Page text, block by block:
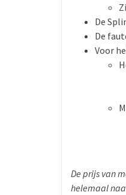
De
De
Voor
De prijs van
helemaal